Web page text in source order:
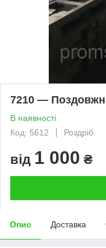
7210 —
В наявності
Код: 5612
Роздріб
від 1 000 ₴
Опис Доставка